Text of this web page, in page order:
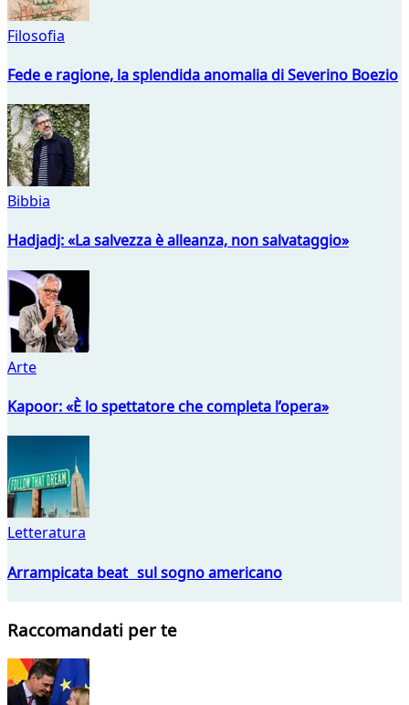
Filosofia
Fede e ragione, la splendida anomalia di Severino Boezio
Bibbia
Hadjadj: «La salvezza è alleanza, non salvataggio»
Arte
Kapoor: «È lo spettatore che completa l’opera»
Letteratura
Arrampicata beat sul sogno americano
Raccomandati per te